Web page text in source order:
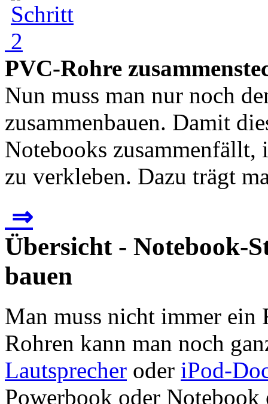
PVC-Rohre
Nun muss man nur noch
zusammenbauen. Damit
Notebooks zusammenfällt,
zu verkleben. Dazu trägt
⇒
Übersicht - Notebook-
bauen
Man muss nicht immer ein
Rohren kann man noch
Lautsprecher oder iPod-
Powerbook oder Notebook